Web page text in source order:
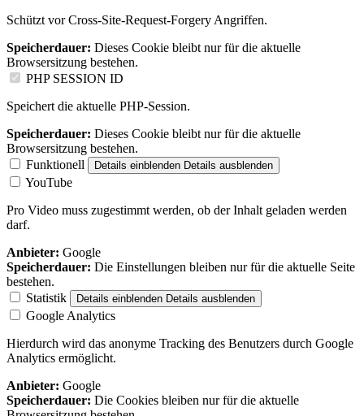
Schützt vor Cross-Site-Request-Forgery Angriffen.
Speicherdauer: Dieses Cookie bleibt nur für die aktuelle
Browsersitzung bestehen.
PHP SESSION ID
Speichert die aktuelle PHP-Session.
Speicherdauer: Dieses Cookie bleibt nur für die aktuelle
Browsersitzung bestehen.
Funktionell
Details einblenden Details ausblenden
YouTube
Pro Video muss zugestimmt werden, ob der Inhalt geladen werden
darf.
Anbieter: Google
Speicherdauer: Die Einstellungen bleiben nur für die aktuelle Seite
bestehen.
Statistik
Details einblenden Details ausblenden
Google Analytics
Hierdurch wird das anonyme Tracking des Benutzers durch Google
Analytics ermöglicht.
Anbieter: Google
Speicherdauer: Die Cookies bleiben nur für die aktuelle